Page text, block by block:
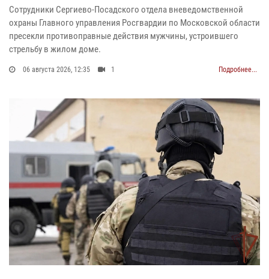
Сотрудники Сергиево-Посадского отдела вневедомственной
охраны Главного управления Росгвардии по Московской области
пресекли противоправные действия мужчины, устроившего
стрельбу в жилом доме.
06 августа 2026, 12:35 1 Подробнее...